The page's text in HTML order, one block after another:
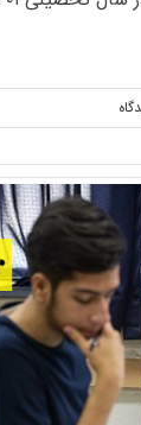
on
اعلام
دوره‌های
غیرروزانه
ارشد
۱۴۰۱
دانشگاه
شهید
بهشتی